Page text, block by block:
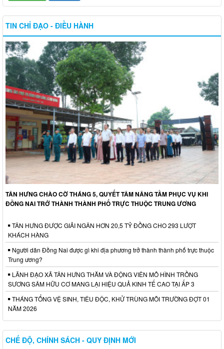
TIN CHỈ ĐẠO - ĐIỀU HÀNH
TÂN HƯNG CHÀO CỜ THÁNG 5, QUYẾT TÂM NÂNG TẦM PHỤC VỤ KHI
ĐỒNG NAI TRỞ THÀNH THÀNH PHỐ TRỰC THUỘC TRUNG ƯƠNG
TÂN HƯNG ĐƯỢC GIẢI NGÂN HƠN 20,5 TỶ ĐỒNG CHO 293 LƯỢT
KHÁCH HÀNG
Người dân Đồng Nai được gì khi địa phương trở thành thành phố trực thuộc
Trung ương?
LÃNH ĐẠO XÃ TÂN HƯNG THĂM VÀ ĐỘNG VIÊN MÔ HÌNH TRỒNG
SƯƠNG SÂM HỮU CƠ MANG LẠI HIỆU QUẢ KINH TẾ CAO TẠI ẤP 3
THÁNG TỔNG VỆ SINH, TIÊU ĐỘC, KHỬ TRÙNG MÔI TRƯỜNG ĐỢT 01
NĂM 2026
CHẾ ĐỘ, CHÍNH SÁCH - QUY ĐỊNH MỚI